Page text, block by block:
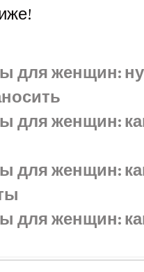
для женщин:
для женщин:
для женщин:
для женщин: